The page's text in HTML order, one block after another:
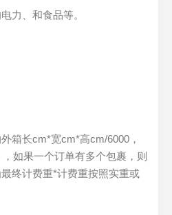
力、和食品等。
箱长cm*宽cm*高cm/6000，
，如果一个订单有多个包裹，则
终计费重*计费重按照实重或